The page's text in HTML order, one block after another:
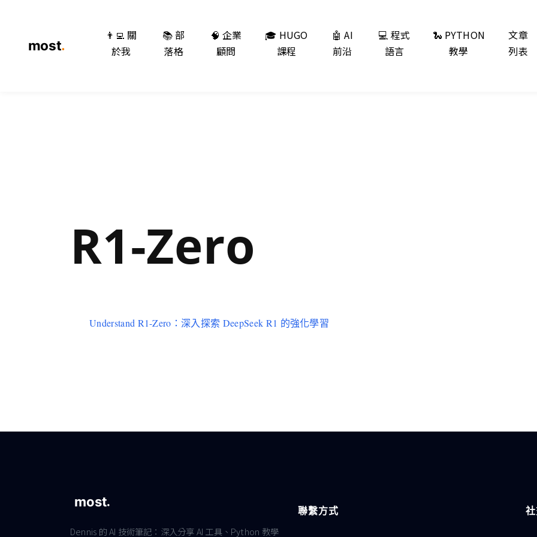
👨‍💻 關
於我
📚 部
落格
🧠 企業
顧問
🎓 HUGO
課程
🤖 AI
前沿
💻 程式
語言
🐍 PYTHON
教學
文章
列表
R1-Zero
Understand R1-Zero：深入探索 DeepSeek R1 的強化學習
Dennis 的 AI 技術筆記：深入分享 AI 工具、Python 教學
聯繫方式